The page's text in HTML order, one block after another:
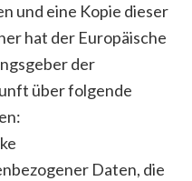
und eine Kopie dieser
hat der Europäische
der
über folgende
Daten, die